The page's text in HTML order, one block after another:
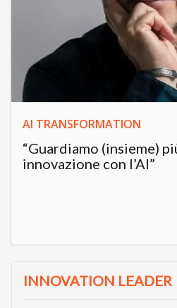
AI TRANSFORMATION
“Guardiamo (insieme)
innovazione con l’AI”
INNOVATION LEADER